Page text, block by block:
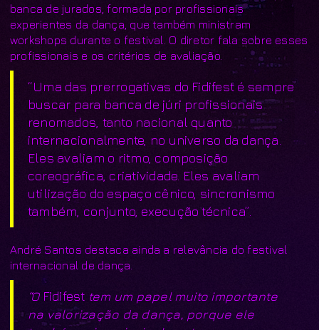
banca de jurados, formada por profissionais
experientes da dança, que também ministram
workshops durante o festival. O diretor fala sobre esses
profissionais e os critérios de avaliação.
“Uma das prerrogativas do Fidifest é sempre
buscar para banca de júri profissionais
renomados, tanto nacional quanto
internacionalmente, no universo da dança.
Eles avaliam o ritmo, composição
coreográfica, criatividade. Eles avaliam
utilização do espaço cênico, sincronismo
também, conjunto, execução técnica”.
André Santos destaca ainda a relevância do festival
internacional de dança.
“O Fidifest tem um papel muito importante
na valorização da dança, porque ele